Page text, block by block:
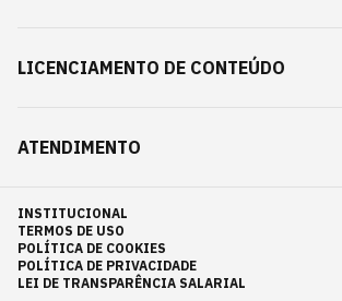
LICENCIAMENTO DE CONTEÚDO
ATENDIMENTO
INSTITUCIONAL
TERMOS DE USO
POLÍTICA DE COOKIES
POLÍTICA DE PRIVACIDADE
LEI DE TRANSPARÊNCIA SALARIAL